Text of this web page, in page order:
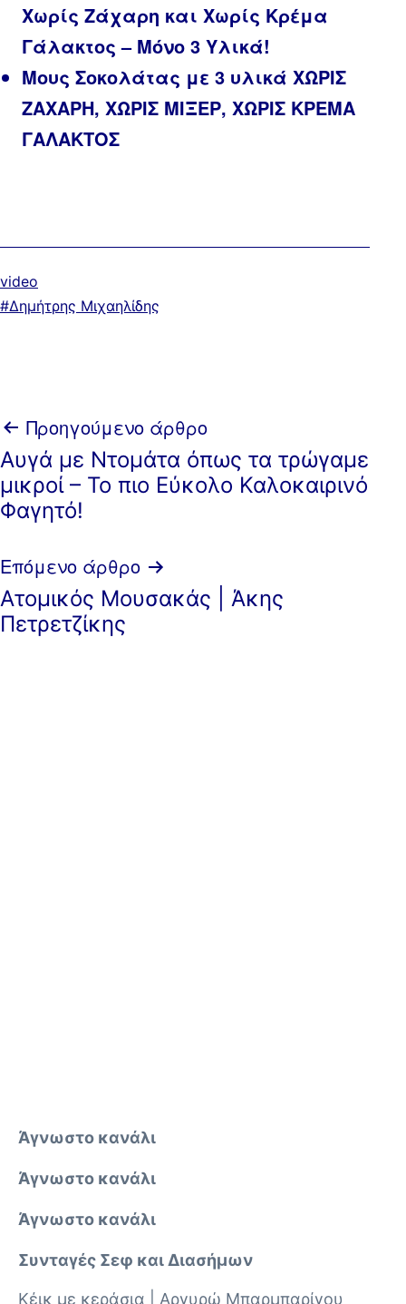
Χωρίς Ζάχαρη και Χωρίς Κρέμα
Γάλακτος – Μόνο 3 Υλικά!
Μους Σοκολάτας με 3 υλικά ΧΩΡΙΣ
ΖΑΧΑΡΗ, ΧΩΡΙΣ ΜΙΞΕΡ, ΧΩΡΙΣ ΚΡΕΜΑ
ΓΑΛΑΚΤΟΣ
Κατηγοριοποιημένα
ως
video
ΜεΔημήτρης Μιχαηλίδης
Πλοήγηση
άρθρων
Προηγούμενο άρθρο
Αυγά με Ντομάτα όπως τα τρώγαμε
μικροί – Το πιο Εύκολο Καλοκαιρινό
Φαγητό!
Επόμενο άρθρο
Ατομικός Μουσακάς | Άκης
Πετρετζίκης
Άγνωστο κανάλι
Άγνωστο κανάλι
Άγνωστο κανάλι
Συνταγές Σεφ και Διασήμων
Κέικ με κεράσια | Αργυρώ Μπαρμπαρίγου